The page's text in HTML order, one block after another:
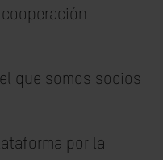
que somos socios
por la